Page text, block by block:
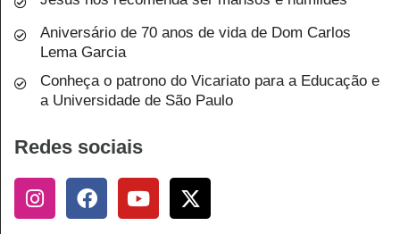
Aniversário de 70 anos de vida de Dom Carlos
Lema Garcia
Conheça o patrono do Vicariato para a Educação e
a Universidade de São Paulo
Redes sociais